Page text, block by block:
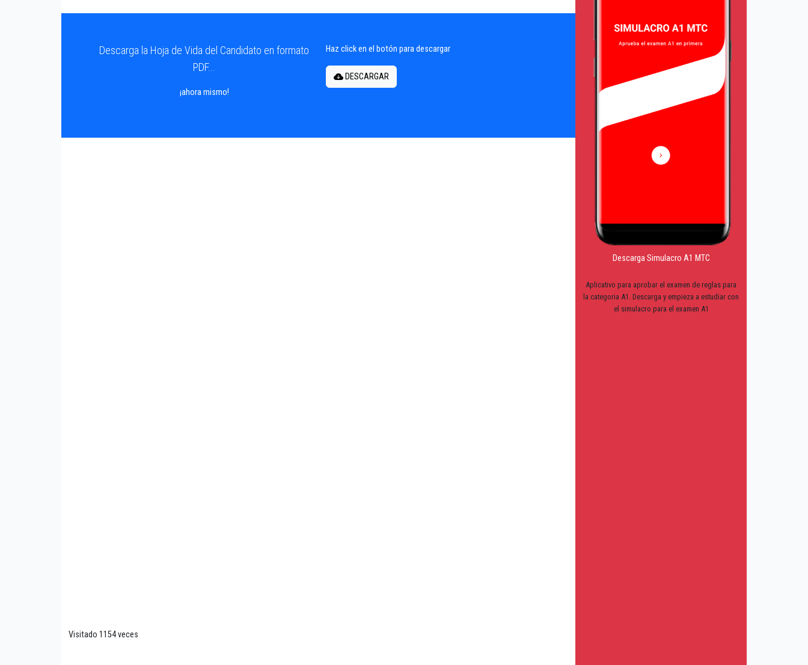
Descarga la Hoja de Vida del Candidato en formato
PDF...
¡ahora mismo!
Haz click en el botón para descargar
DESCARGAR
Visitado 1154 veces
Descarga Simulacro A1 MTC
Aplicativo para aprobar el examen de reglas para
la categoria A1. Descarga y empieza a estudiar con
el simulacro para el examen A1